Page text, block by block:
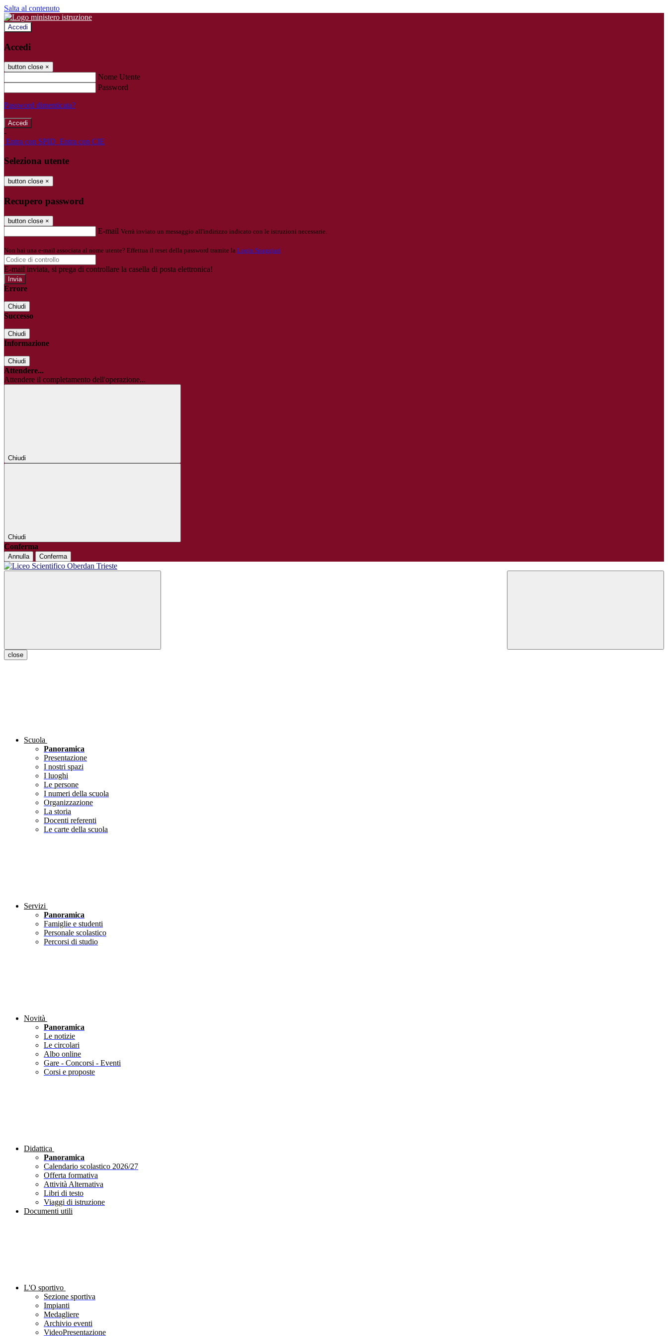
Salta al contenuto
Accedi
Accedi
button close ×
Nome Utente
Password
Password dimenticata?
-
Entra con SPID Entra con CIE
Seleziona utente
button close ×
Recupero password
button close ×
E-mail Verrà inviato un messaggio all'indirizzo indicato con le istruzioni necessarie.
Non hai una e-mail associata al nome utente? Effettua il reset della password tramite la Login Spaggiari
E-mail inviata, si prega di controllare la casella di posta elettronica!
Errore
Chiudi
Successo
Chiudi
Informazione
Chiudi
Attendere...
Attendere il completamento dell'operazione...
Chiudi
Chiudi
Conferma
Annulla Conferma
close
Scuola
Panoramica
Presentazione
I nostri spazi
I luoghi
Le persone
I numeri della scuola
Organizzazione
La storia
Docenti referenti
Le carte della scuola
Servizi
Panoramica
Famiglie e studenti
Personale scolastico
Percorsi di studio
Novità
Panoramica
Le notizie
Le circolari
Albo online
Gare - Concorsi - Eventi
Corsi e proposte
Didattica
Panoramica
Calendario scolastico 2026/27
Offerta formativa
Attività Alternativa
Libri di testo
Viaggi di istruzione
Documenti utili
L'O sportivo
Sezione sportiva
Impianti
Medagliere
Archivio eventi
VideoPresentazione